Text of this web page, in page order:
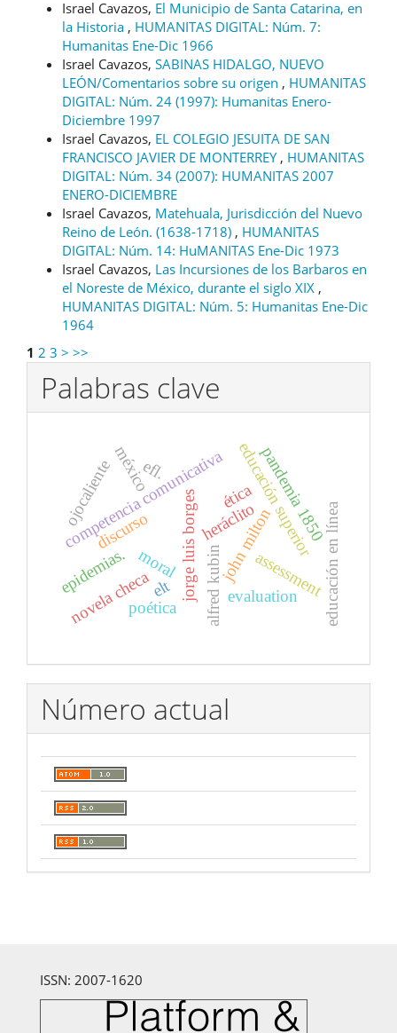
Israel Cavazos, El Municipio de Santa Catarina, en
la Historia , HUMANITAS DIGITAL: Núm. 7:
Humanitas Ene-Dic 1966
Israel Cavazos, SABINAS HIDALGO, NUEVO
LEÓN/Comentarios sobre su origen , HUMANITAS
DIGITAL: Núm. 24 (1997): Humanitas Enero-
Diciembre 1997
Israel Cavazos, EL COLEGIO JESUITA DE SAN
FRANCISCO JAVIER DE MONTERREY , HUMANITAS
DIGITAL: Núm. 34 (2007): HUMANITAS 2007
ENERO-DICIEMBRE
Israel Cavazos, Matehuala, Jurisdicción del Nuevo
Reino de León. (1638-1718) , HUMANITAS
DIGITAL: Núm. 14: HuMANITAS Ene-Dic 1973
Israel Cavazos, Las Incursiones de los Barbaros en
el Noreste de México, durante el siglo XIX ,
HUMANITAS DIGITAL: Núm. 5: Humanitas Ene-Dic
1964
1 2 3 > >>
Palabras clave
discurso
competencia comunicativaeducación superior
jorge luis borgesheráclito
john milton
ética
moral
méxico
alfred kubin
novela checa assessment
evaluation
elt
efl.
educación en línea
pandemia 1850
ojocaliente
epidemias.
poética
Número actual
ISSN: 2007-1620